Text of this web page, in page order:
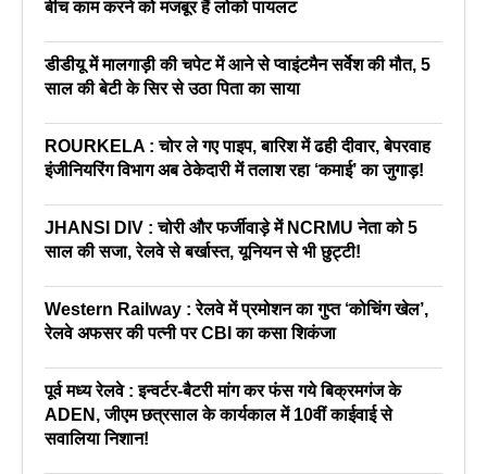
बीच काम करने को मजबूर हैं लोको पायलट
डीडीयू में मालगाड़ी की चपेट में आने से प्वाइंटमैन सर्वेश की मौत, 5
साल की बेटी के सिर से उठा पिता का साया
ROURKELA : चोर ले गए पाइप, बारिश में ढही दीवार, बेपरवाह
इंजीनियरिंग विभाग अब ठेकेदारी में तलाश रहा ‘कमाई’ का जुगाड़!
JHANSI DIV : चोरी और फर्जीवाड़े में NCRMU नेता को 5
साल की सजा, रेलवे से बर्खास्त, यूनियन से भी छुट्टी!
Western Railway : रेलवे में प्रमोशन का गुप्त ‘कोचिंग खेल’,
रेलवे अफसर की पत्नी पर CBI का कसा शिकंजा
पूर्व मध्य रेलवे : इन्वर्टर-बैटरी मांग कर फंस गये बिक्रमगंज के
ADEN, जीएम छत्रसाल के कार्यकाल में 10वीं काईवाई से
सवालिया निशान!